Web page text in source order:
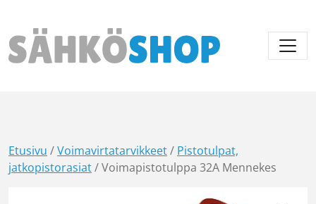
Päävalikko
Etusivu /Voimavirtatarvikkeet/ Pistotulpat,
jatkopistorasiat/ Voimapistotulppa 32A Mennekes